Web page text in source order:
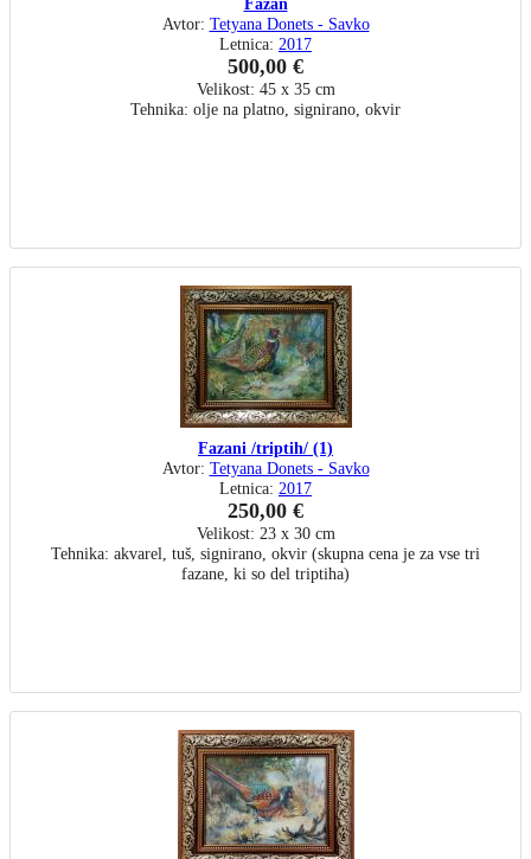
Avtor: Tetyana Donets - Savko
Letnica: 2017
500,00 €
Velikost: 45 x 35 cm
Tehnika: olje na platno, signirano, okvir
Fazani /triptih/ (1)
Avtor: Tetyana Donets - Savko
Letnica: 2017
250,00 €
Velikost: 23 x 30 cm
Tehnika: akvarel, tuš, signirano, okvir (skupna cena je za vse tri
fazane, ki so del triptiha)